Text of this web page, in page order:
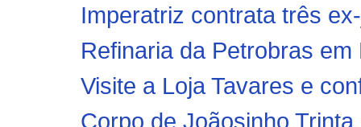
Imperatriz contrata três
Refinaria da Petrobras
Visite a Loja Tavares e
Corpo de Joãosinho